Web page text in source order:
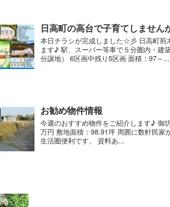
日高町の高台で子育てしません
本日チラシが完成しました☆彡 日高町荊
ます♪ 駅、スーパー等車で５分圏内・
分譲地） 6区画中残り5区画 面積：97～...
お勧め物件情報
今週のおすすめ物件をご紹介します♪ 御
万円 敷地面積：98.91坪 周囲に数軒民家
生活圏便利です。 資料あ...